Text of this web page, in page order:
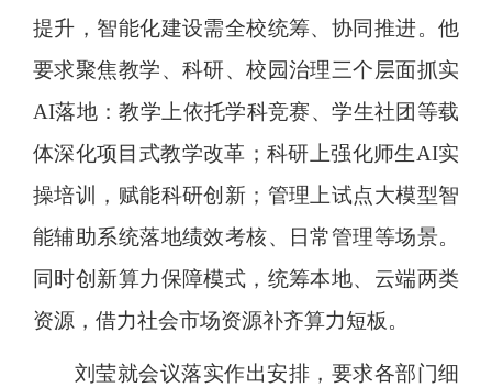
提升，智能化建设需全校统筹、协同推进。他
要求聚焦教学、科研、校园治理三个层面抓实
AI落地：教学上依托学科竞赛、学生社团等载
体深化项目式教学改革；科研上强化师生AI实
操培训，赋能科研创新；管理上试点大模型智
能辅助系统落地绩效考核、日常管理等场景。
同时创新算力保障模式，统筹本地、云端两类
资源，借力社会市场资源补齐算力短板。
刘莹就会议落实作出安排，要求各部门细